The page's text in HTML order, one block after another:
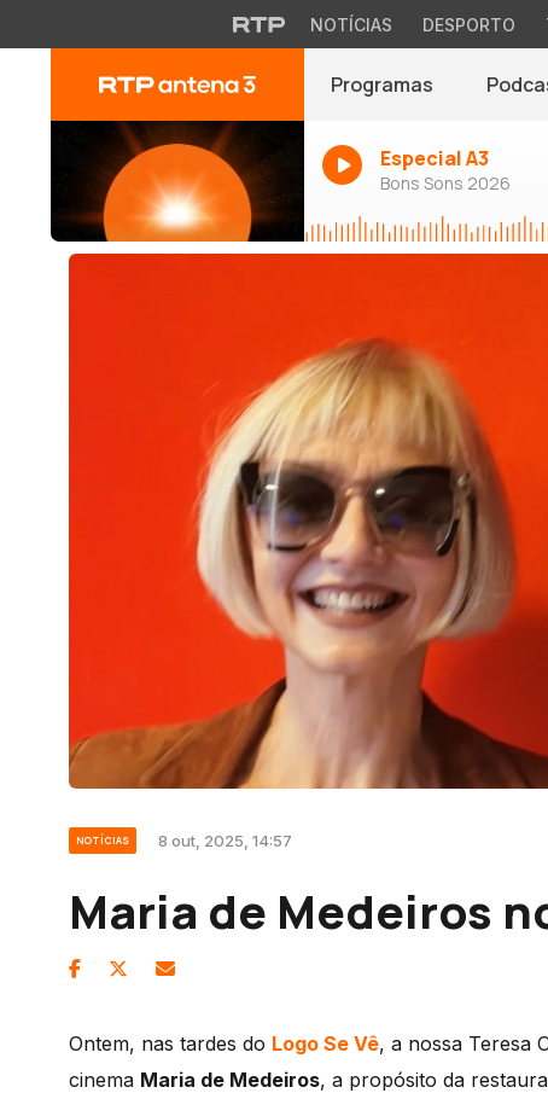
NOTÍCIAS DESPORTO
Programas
Especial A3
Bons Sons 2026
NOTÍCIAS 8 out, 2025, 14:57
Maria de Medeiros
Ontem, nas tardes do Logo Se Vê, a nossa Teresa
cinema Maria de Medeiros, a propósito da